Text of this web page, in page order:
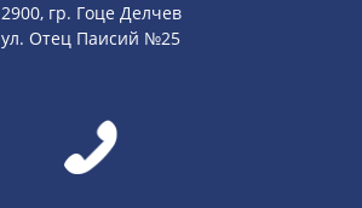
2900, гр. Гоце Делчев
ул. Отец Паисий №25